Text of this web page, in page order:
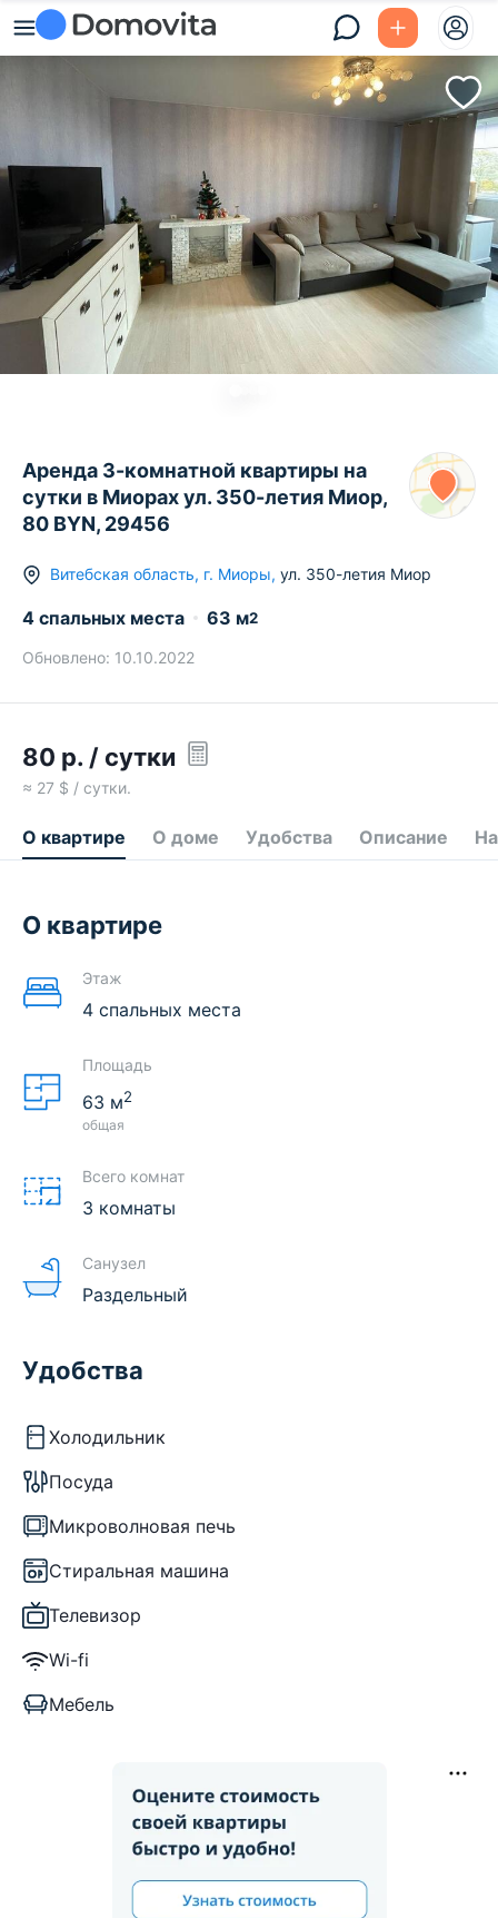
Аренда 3-комнатной квартиры на
сутки в Миорах ул. 350-летия Миор,
80 BYN, 29456
Витебская область, г. Миоры, ул. 350-летия Миор
4 спальных места 63 м2
Обновлено: 10.10.2022
80 р. / сутки
≈ 27 $ / сутки.
О квартире О доме Удобства Описание
О квартире
Этаж
4 спальных места
Площадь
63 м2
общая
Всего комнат
3 комнаты
Санузел
Раздельный
Удобства
Холодильник
Посуда
Микроволновая печь
Стиральная машина
Телевизор
Wi-fi
Мебель